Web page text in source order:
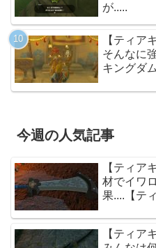
が.....
【ティア
そんなに
キングダム
今週の人気記事
【ティア
材でイワ
果....【テ
【ティア